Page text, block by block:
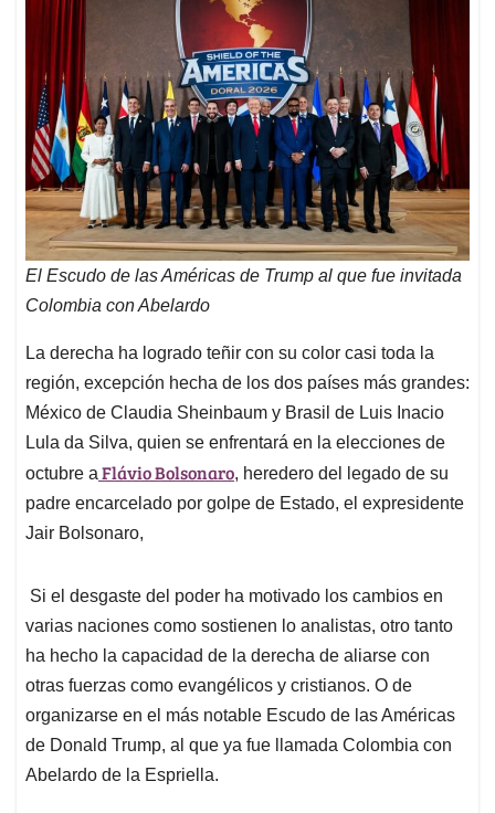
El Escudo de las Américas de Trump al que fue invitada
Colombia con Abelardo
La derecha ha logrado teñir con su color casi toda la
región, excepción hecha de los dos países más grandes:
México de Claudia Sheinbaum y Brasil de Luis Inacio
Lula da Silva, quien se enfrentará en la elecciones de
octubre a Flávio Bolsonaro, heredero del legado de su
padre encarcelado por golpe de Estado, el expresidente
Jair Bolsonaro,
Si el desgaste del poder ha motivado los cambios en
varias naciones como sostienen lo analistas, otro tanto
ha hecho la capacidad de la derecha de aliarse con
otras fuerzas como evangélicos y cristianos. O de
organizarse en el más notable Escudo de las Américas
de Donald Trump, al que ya fue llamada Colombia con
Abelardo de la Espriella.